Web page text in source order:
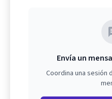
Envía un
Coordina una sesión